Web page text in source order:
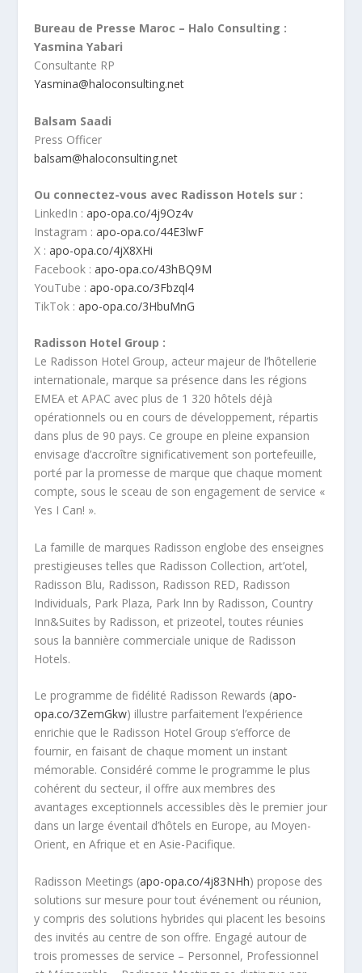
Bureau de Presse Maroc – Halo Consulting :
Yasmina Yabari
Consultante RP
Yasmina@haloconsulting.net
Balsam Saadi
Press Officer
balsam@haloconsulting.net
Ou connectez-vous avec Radisson Hotels sur :
LinkedIn :apo-opa.co/4j9Oz4v
Instagram :apo-opa.co/44E3lwF
X :apo-opa.co/4jX8XHi
Facebook :apo-opa.co/43hBQ9M
YouTube :apo-opa.co/3Fbzql4
TikTok :apo-opa.co/3HbuMnG
Radisson Hotel Group :
Le Radisson Hotel Group, acteur majeur de l’hôtellerie
internationale, marque sa présence dans les régions
EMEA et APAC avec plus de 1 320 hôtels déjà
opérationnels ou en cours de développement, répartis
dans plus de 90 pays. Ce groupe en pleine expansion
envisage d’accroître significativement son portefeuille,
porté par la promesse de marque que chaque moment
compte, sous le sceau de son engagement de service «
Yes I Can! ».
La famille de marques Radisson englobe des enseignes
prestigieuses telles que Radisson Collection, art’otel,
Radisson Blu, Radisson, Radisson RED, Radisson
Individuals, Park Plaza, Park Inn by Radisson, Country
Inn&Suites by Radisson, et prizeotel, toutes réunies
sous la bannière commerciale unique de Radisson
Hotels.
Le programme de fidélité Radisson Rewards (apo-
opa.co/3ZemGkw) illustre parfaitement l’expérience
enrichie que le Radisson Hotel Group s’efforce de
fournir, en faisant de chaque moment un instant
mémorable. Considéré comme le programme le plus
cohérent du secteur, il offre aux membres des
avantages exceptionnels accessibles dès le premier jour
dans un large éventail d’hôtels en Europe, au Moyen-
Orient, en Afrique et en Asie-Pacifique.
Radisson Meetings (apo-opa.co/4j83NHh) propose des
solutions sur mesure pour tout événement ou réunion,
y compris des solutions hybrides qui placent les besoins
des invités au centre de son offre. Engagé autour de
trois promesses de service – Personnel, Professionnel